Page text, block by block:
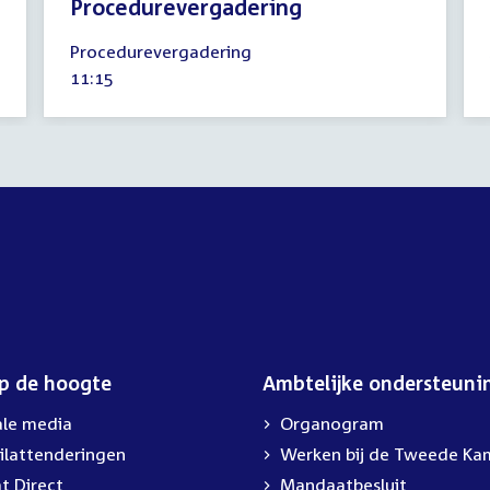
Procedurevergadering
december
2018
Procedurevergadering
Tijd
11:15
de hoogte
media
Direct
Ambtelijke
Organogram
External
link:
Werken bij de Tweede
Mandaatbesluit